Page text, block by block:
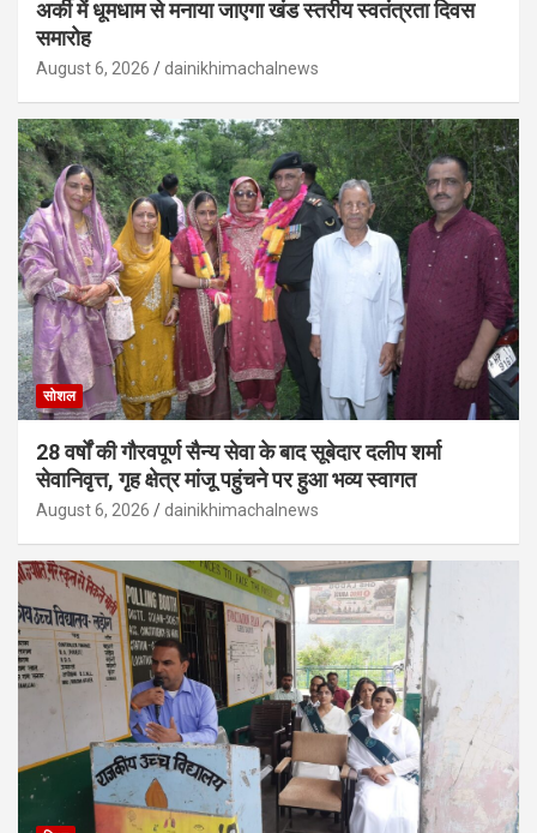
अर्की में धूमधाम से मनाया जाएगा खंड स्तरीय स्वतंत्रता दिवस
समारोह
August 6, 2026 dainikhimachalnews
सोशल
28 वर्षों की गौरवपूर्ण सैन्य सेवा के बाद सूबेदार दलीप शर्मा
सेवानिवृत्त, गृह क्षेत्र मांजू पहुंचने पर हुआ भव्य स्वागत
August 6, 2026 dainikhimachalnews